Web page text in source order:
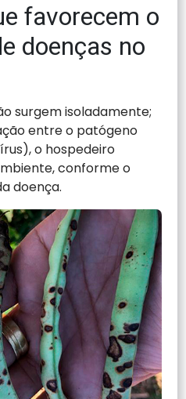
favorecem o
doenças no
surgem isoladamente;
entre o patógeno
o hospedeiro
conforme o
doença.